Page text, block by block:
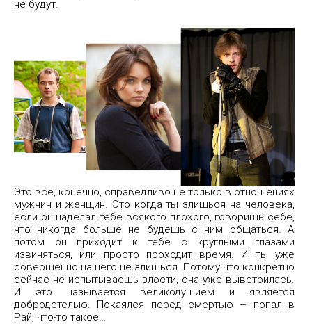
не будут.
Это всё, конечно, справедливо не только в отношениях
мужчин и женщин. Это когда ты злишься на человека,
если он наделал тебе всякого плохого, говоришь себе,
что никогда больше не будешь с ним общаться. А
потом он приходит к тебе с круглыми глазами
извиняться, или просто проходит время. И ты уже
совершенно на него не злишься. Потому что конкретно
сейчас не испытываешь злости, она уже выветрилась.
И это называется великодушием и является
добродетелью. Покаялся перед смертью – попал в
Рай, что-то такое…